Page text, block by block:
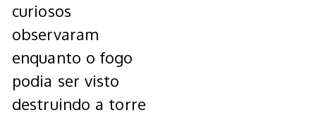
curiosos
observaram
enquanto o fogo
podia ser visto
destruindo a torre